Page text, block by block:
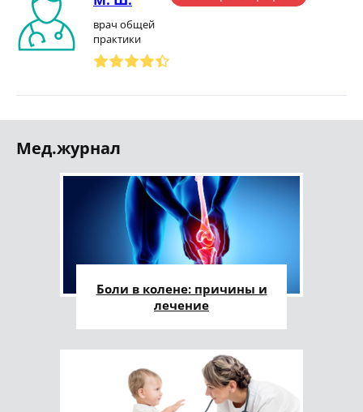
врач общей
практики
Мед.журнал
Боли в колене: причины и
лечение